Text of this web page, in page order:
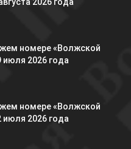
2026 года
номере «Волжской
июля 2026 года
номере «Волжской
июля 2026 года